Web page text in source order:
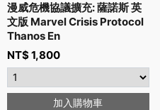
漫威危機協議擴充: 薩諾斯 英
文版 Marvel Crisis Protocol
Thanos En
NT$1,800
加入購物車